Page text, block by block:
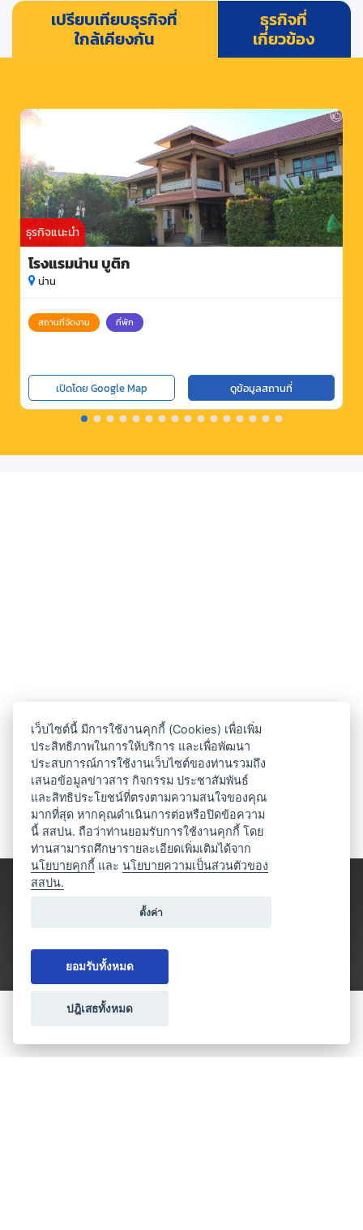
เปรียบเทียบธุรกิจที่
ใกล้เคียงกัน
ธุรกิจที่
เกี่ยวข้อง
ธุรกิจแนะนำ
โรงแรมน่าน บูติก
น่าน
สถานที่จัดงาน ที่พัก
เปิดโดย Google Map ดูข้อมูลสถานที่
ประเภทธุรกิจไมซ์
เว็บไซต์นี้ มีการใช้งานคุกกี้ (Cookies) เพื่อเพิ่ม
ประสิทธิภาพในการให้บริการ และเพื่อพัฒนา
ประสบการณ์การใช้งานเว็บไซต์ของท่านรวมถึง
เสนอข้อมูลข่าวสาร กิจกรรม ประชาสัมพันธ์
และสิทธิประโยชน์ที่ตรงตามความสนใจของคุณ
มากที่สุด หากคุณดำเนินการต่อหรือปิดข้อความ
นี้ สสปน. ถือว่าท่านยอมรับการใช้งานคุกกี้ โดย
ท่านสามารถศึกษารายละเอียดเพิ่มเติมได้จาก
นโยบายคุกกี้ และนโยบายความเป็นส่วนตัวของ
สสปน.
ตั้งค่า
ยอมรับทั้งหมด
ปฎิเสธทั้งหมด